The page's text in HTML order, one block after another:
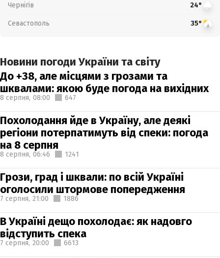
Чернігів 24°
Севастополь 35°
Новини погоди України та світу
До +38, але місцями з грозами та
шквалами: якою буде погода на вихідних
8 серпня, 08:00 647
Похолодання йде в Україну, але деякі
регіони потерпатимуть від спеки: погода
на 8 серпня
8 серпня, 06:46 1241
Грози, град і шквали: по всій Україні
оголосили штормове попередження
7 серпня, 21:00 1886
В Україні дещо похолодає: як надовго
відступить спека
7 серпня, 20:00 6613